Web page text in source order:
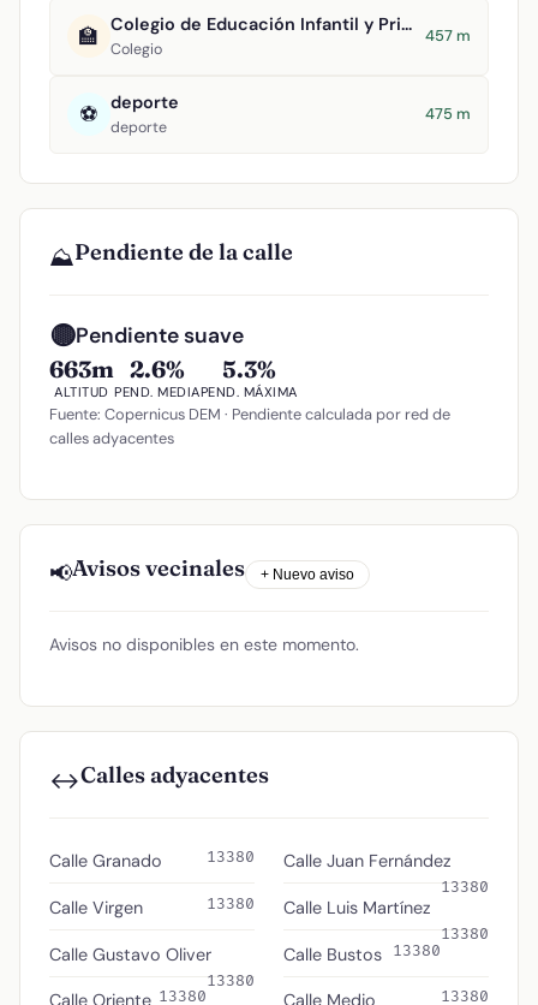
🏫 Colegio de Educación Infantil y Primaria Maestro Navas
Colegio
457 m
⚽ deporte
deporte
475 m
⛰️Pendiente de la calle
🟡Pendiente suave
663m
ALTITUD
2.6%
PEND. MEDIA
5.3%
PEND. MÁXIMA
Fuente: Copernicus DEM · Pendiente calculada por red de
calles adyacentes
📢Avisos vecinales + Nuevo aviso
Avisos no disponibles en este momento.
↔️Calles adyacentes
Calle Granado 13380
Calle Virgen 13380
Calle Gustavo Oliver
13380
Calle Oriente 13380
Calle Juan Fernández
13380
Calle Luis Martínez
13380
Calle Bustos 13380
Calle Medio 13380